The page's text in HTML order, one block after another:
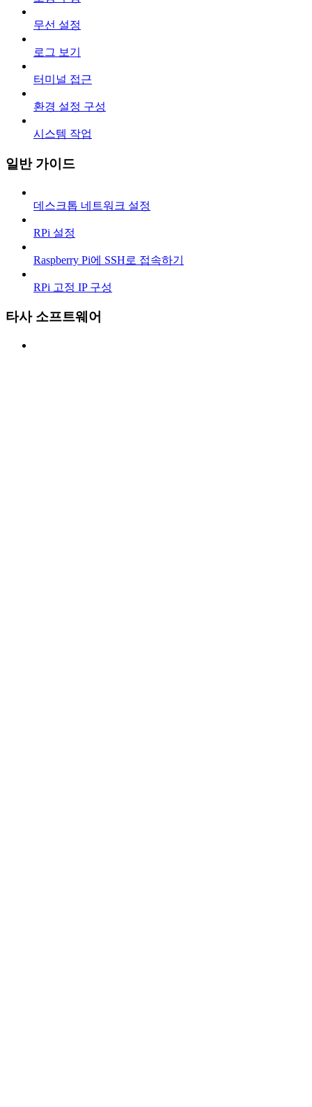
무선 설정
로그 보기
터미널 접근
환경 설정 구성
시스템 작업
일반 가이드
데스크톱 네트워크 설정
RPi 설정
Raspberry Pi에 SSH로 접속하기
RPi 고정 IP 구성
타사 소프트웨어